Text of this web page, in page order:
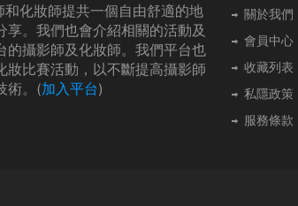
和化妝師提共一個自由舒適的地
享。我們也會介紹相關的活動及
的攝影師及化妝師。我們平台也
妝比賽活動，以不斷提高攝影師
術。(加入平台)
關於我們
會員中心
收藏列表
私隱政策
服務條款